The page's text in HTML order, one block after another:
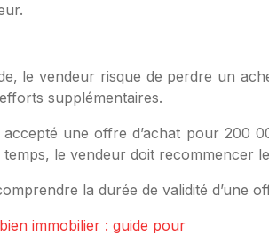
le vendeur risque de perdre un
supplémentaires.
une offre d’achat pour 200
le vendeur doit recommencer
la durée de validité d’une
immobilier : guide pour